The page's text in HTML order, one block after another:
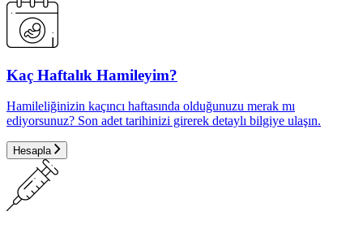
Kaç Haftalık Hamileyim?
Hamileliğinizin kaçıncı haftasında olduğunuzu merak mı
ediyorsunuz? Son adet tarihinizi girerek detaylı bilgiye ulaşın.
Hesapla